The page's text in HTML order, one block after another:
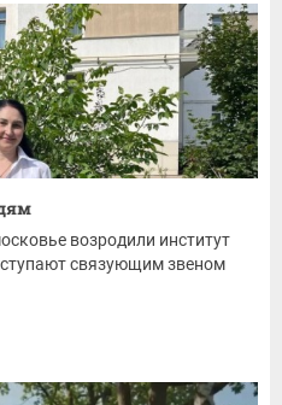
возродили институт
связующим звеном